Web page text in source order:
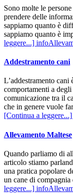
Sono molte le
prendere delle
sappiamo quanto è
sappiamo quanto è
leggere...]
Addestramento cani
L’addestramento cani
comportamenti a
comunicazione tra il
che in genere vuole
[Continua a leggere...]
Allevamento Maltese
Quando parliamo di
articolo stiamo
una pratica popolare
un cane di
leggere...]